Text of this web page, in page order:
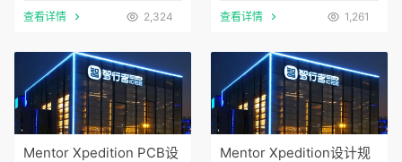
查看详情 2,324 查看详情 1,261
Mentor Xpedition PCB设
Mentor Xpedition设计规